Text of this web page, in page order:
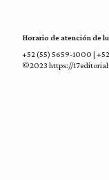
Horario de atención de
+52 (55) 5659-1000 |
©2023 https://